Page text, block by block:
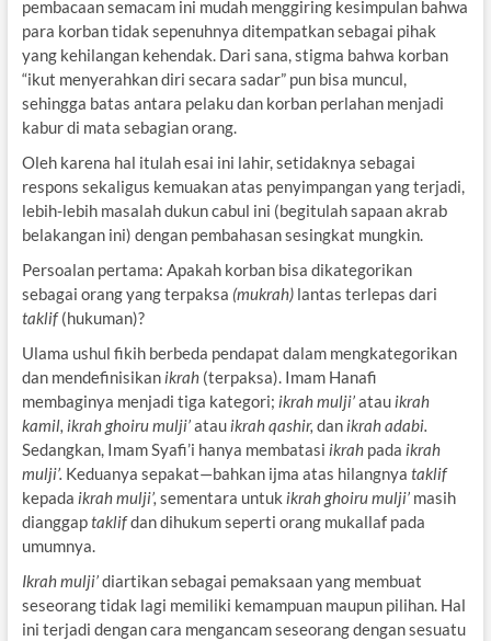
pembacaan semacam ini mudah menggiring kesimpulan bahwa
para korban tidak sepenuhnya ditempatkan sebagai pihak
yang kehilangan kehendak. Dari sana, stigma bahwa korban
“ikut menyerahkan diri secara sadar” pun bisa muncul,
sehingga batas antara pelaku dan korban perlahan menjadi
kabur di mata sebagian orang.
Oleh karena hal itulah esai ini lahir, setidaknya sebagai
respons sekaligus kemuakan atas penyimpangan yang terjadi,
lebih-lebih masalah dukun cabul ini (begitulah sapaan akrab
belakangan ini) dengan pembahasan sesingkat mungkin.
Persoalan pertama: Apakah korban bisa dikategorikan
sebagai orang yang terpaksa (mukrah)lantas terlepas dari
taklif(hukuman)?
Ulama ushul fikih berbeda pendapat dalam mengkategorikan
dan mendefinisikan ikrah(terpaksa). Imam Hanafi
membaginya menjadi tiga kategori; ikrah mulji’atau ikrah
kamil, ikrah ghoiru mulji’atau ikrah qashir, dan ikrah adabi.
Sedangkan, Imam Syafi’i hanya membatasi ikrahpada ikrah
mulji’. Keduanya sepakat—bahkan ijma atas hilangnya taklif
kepada ikrah mulji’, sementara untuk ikrah ghoiru mulji’masih
dianggaptaklifdan dihukum seperti orang mukallaf pada
umumnya.
Ikrah mulji’diartikan sebagai pemaksaan yang membuat
seseorang tidak lagi memiliki kemampuan maupun pilihan. Hal
ini terjadi dengan cara mengancam seseorang dengan sesuatu